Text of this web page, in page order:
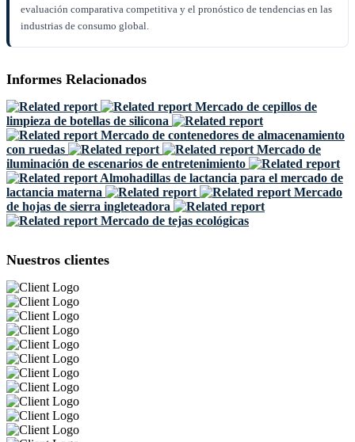
evaluación comparativa competitiva y el pronóstico de tendencias en las
industrias de consumo global.
Informes Relacionados
Mercado de cepillos de
limpieza de botellas de silicona
Mercado de contenedores de almacenamiento
con ruedas
Mercado de
iluminación de escenarios de entretenimiento
Almohadillas de lactancia para el mercado de
lactancia materna
Mercado
de hojas de sierra ingleteadora
Mercado de tejas ecológicas
Nuestros clientes